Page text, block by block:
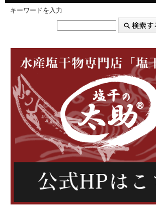
キーワードを入力